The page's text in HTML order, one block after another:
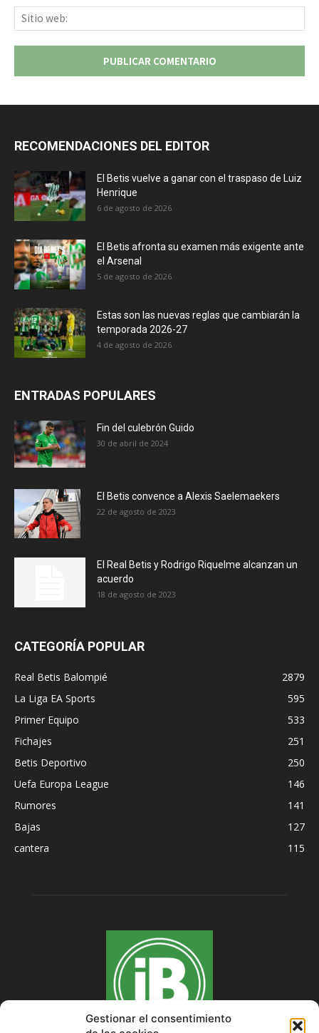
Gestionar el consentimiento
RECOMENDACIONES DEL EDITOR
El Betis vuelve a ganar con el traspaso de Luiz
Henrique
6 de agosto de 2026
El Betis afronta su examen más exigente ante
el Arsenal
5 de agosto de 2026
Estas son las nuevas reglas que cambiarán la
temporada 2026-27
4 de agosto de 2026
ENTRADAS POPULARES
Fin del culebrón Guido
30 de abril de 2024
El Betis convence a Alexis Saelemaekers
22 de agosto de 2023
El Real Betis y Rodrigo Riquelme alcanzan un
acuerdo
18 de agosto de 2023
CATEGORÍA POPULAR
Real Betis Balompié
2879
La Liga EA Sports
595
Primer Equipo
533
Fichajes
251
Betis Deportivo
250
Uefa Europa League
146
Rumores
141
Bajas
127
cantera
115